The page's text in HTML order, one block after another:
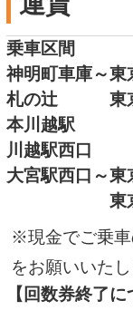
乗車区間
神明町車庫
札の辻
本川越駅
川越駅西口
～東
東
大宮駅西口 ～東
東
現金でご乗
をお願いいたし
【回数券終了に